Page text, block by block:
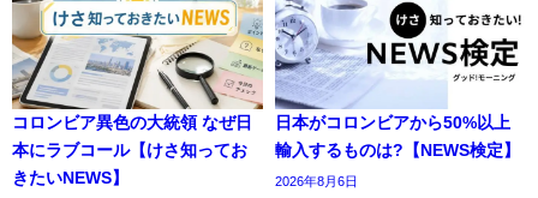
コロンビア異色の大統領 なぜ日
本にラブコール【けさ知ってお
きたいNEWS】
日本がコロンビアから50%以上
輸入するものは?【NEWS検定】
2026年8月6日